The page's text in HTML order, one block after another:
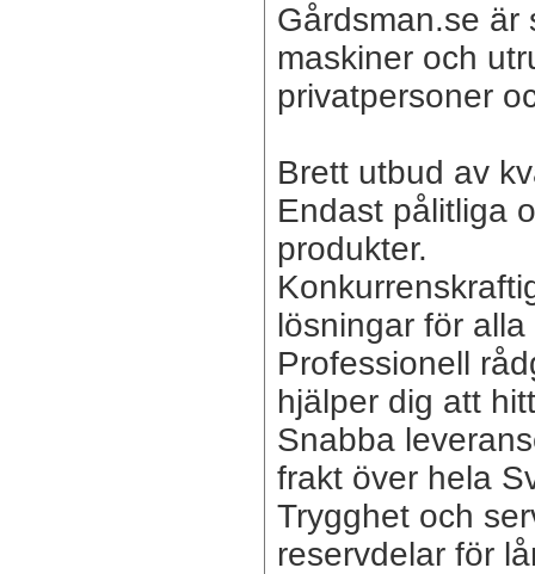
Gårdsman.se är
maskiner och
privatpersoner
Brett utbud av
Endast pålitliga
produkter.
lösningar för alla
Professionell
hjälper dig att
Snabba
frakt över hela
Trygghet och
reservdelar för